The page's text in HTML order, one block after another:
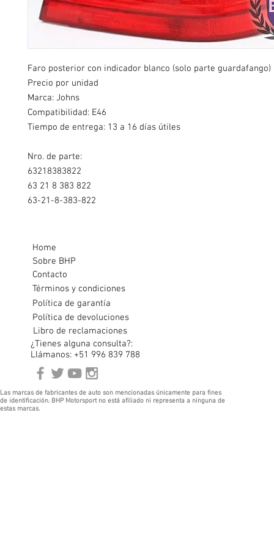
Faro posterior con indicador blanco (solo parte guardafango)
Precio por unidad
Marca: Johns
Compatibilidad: E46
Tiempo de entrega: 13 a 16 días útiles
Nro. de parte:
63218383822
63 21 8 383 822
63-21-8-383-822
Home
Sobre BHP
Contacto
Términos y condiciones
Política de garantía
Política de devoluciones
Libro de reclamaciones
¿Tienes alguna consulta?:
Llámanos: +51 996 839 788
Las marcas de fabricantes de auto son mencionadas únicamente para fines
de identificación. BHP Motorsport no está afiliado ni representa a ninguna de
estas marcas.